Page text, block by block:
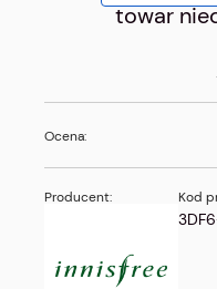
towar
Ocena:
Producent: Kod